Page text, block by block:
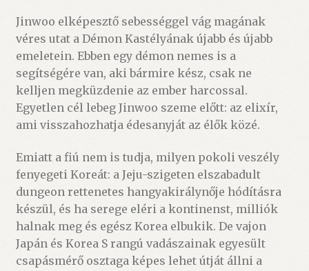
Jinwoo elképesztő sebességgel vág magának
véres utat a Démon Kastélyának újabb és újabb
emeletein. Ebben egy démon nemes is a
segítségére van, aki bármire kész, csak ne
kelljen megküzdenie az ember harcossal.
Egyetlen cél lebeg Jinwoo szeme előtt: az elixír,
ami visszahozhatja édesanyját az élők közé.
Emiatt a fiú nem is tudja, milyen pokoli veszély
fenyegeti Koreát: a Jeju-szigeten elszabadult
dungeon rettenetes hangyakirálynője hódításra
készül, és ha serege eléri a kontinenst, milliók
halnak meg és egész Korea elbukik. De vajon
Japán és Korea S rangú vadászainak egyesült
csapásmérő osztaga képes lehet útját állni a